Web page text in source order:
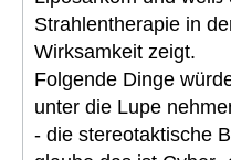
Strahlentherapie in
Wirksamkeit zeigt.
Folgende Dinge
unter die Lupe
- die stereotaktische